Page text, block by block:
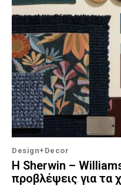
Design+Decor
Η Sherwin –
προβλέψεις για τα